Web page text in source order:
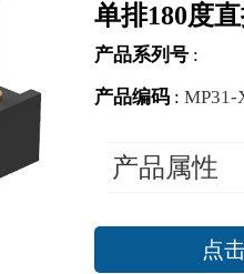
单排180度
产品系列号 :
产品编码 : MP31-
产品属性
点